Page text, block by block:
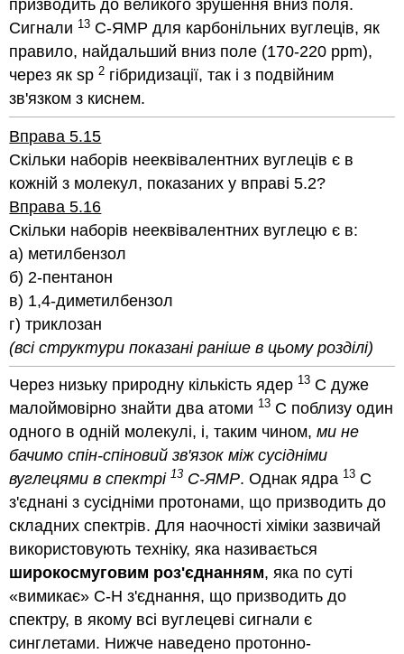
призводить до великого зрушення вниз поля.
Сигнали 13 C-ЯМР для карбонільних вуглеців, як
правило, найдальший вниз поле (170-220 ppm),
через як sp2 гібридизації, так і з подвійним
зв'язком з киснем.
Вправа 5.15
Скільки наборів нееквівалентних вуглеців є в
кожній з молекул, показаних у вправі 5.2?
Вправа 5.16
Скільки наборів нееквівалентних вуглецю є в:
а) метилбензол
б) 2-пентанон
в) 1,4-диметилбензол
г) триклозан
(всі структури показані раніше в цьому розділі)
Через низьку природну кількість ядер 13 С дуже
малоймовірно знайти два атоми 13 С поблизу один
одного в одній молекулі, і, таким чином,мине
бачимо спін-спіновий зв'язок між сусідніми
вуглецями в спектрі13 C-ЯМР. Однак ядра 13 С
з'єднані з сусідніми протонами, що призводить до
складних спектрів. Для наочності хіміки зазвичай
використовують техніку, яка називається
широкосмуговим роз'єднанням, яка по суті
«вимикає» C-H з'єднання, що призводить до
спектру, в якому всі вуглецеві сигнали є
синглетами. Нижче наведено протонно-